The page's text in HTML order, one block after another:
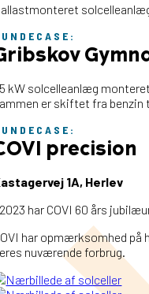
kW solcelleanlæg
er skiftet fra benzin
precision
1A, Herlev
har COVI 60 års
har opmærksomhed på
nuværende forbrug.